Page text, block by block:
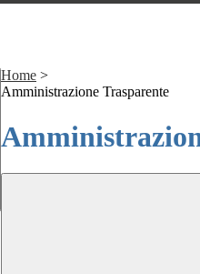
Home >
Amministrazione Trasparente